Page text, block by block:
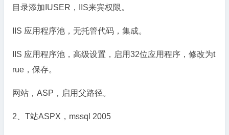
目录添加IUSER，IIS来宾权限。
IIS 应用程序池，无托管代码，集成。
IIS 应用程序池，高级设置，启用32位应用程序，修改为t
rue，保存。
网站，ASP，启用父路径。
2、T站ASPX，mssql 2005